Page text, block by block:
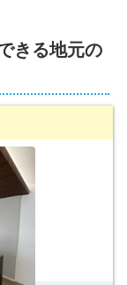
川町
きる地元の